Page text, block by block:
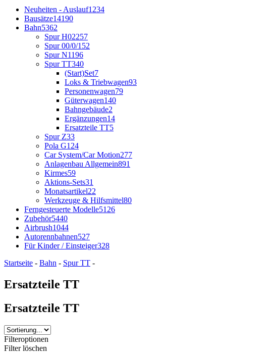
Neuheiten - Auslauf1234
Bausätze14190
Bahn5362
Spur H02257
Spur 00/0/1 52
Spur N1196
Spur TT340
(Start)Set7
Loks & Triebwagen93
Personenwagen79
Güterwagen140
Bahngebäude2
Ergänzungen14
Ersatzteile TT5
Spur Z33
Pola G124
Car System/Car Motion277
Anlagenbau Allgemein891
Kirmes59
Aktions-Sets31
Monatsartikel22
Werkzeuge & Hilfsmittel80
Ferngesteuerte Modelle5126
Zubehör5440
Airbrush1044
Autorennbahnen527
Für Kinder / Einsteiger328
Startseite - Bahn - Spur TT -
Ersatzteile TT
Ersatzteile TT
Filteroptionen
Filter löschen